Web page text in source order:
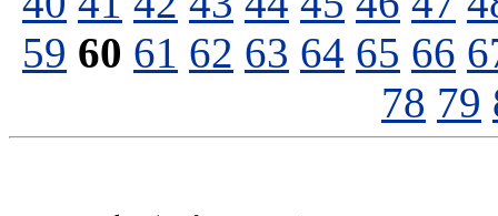
59 60 61 62 63 64 65 66
78 79